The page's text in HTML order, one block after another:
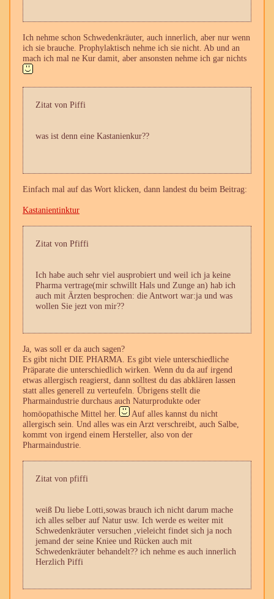
Ich nehme schon Schwedenkräuter, auch innerlich, aber nur wenn
ich sie brauche. Prophylaktisch nehme ich sie nicht. Ab und an
mach ich mal ne Kur damit, aber ansonsten nehme ich gar nichts
Zitat von Piffi
was ist denn eine Kastanienkur??
Einfach mal auf das Wort klicken, dann landest du beim Beitrag:
Kastanientinktur
Zitat von Pfiffi
Ich habe auch sehr viel ausprobiert und weil ich ja keine
Pharma vertrage(mir schwillt Hals und Zunge an) hab ich
auch mit Ärzten besprochen: die Antwort war:ja und was
wollen Sie jezt von mir??
Ja, was soll er da auch sagen?
Es gibt nicht DIE PHARMA. Es gibt viele unterschiedliche
Präparate die unterschiedlich wirken. Wenn du da auf irgend
etwas allergisch reagierst, dann solltest du das abklären lassen
statt alles generell zu verteufeln. Übrigens stellt die
Pharmaindustrie durchaus auch Naturprodukte oder
homöopathische Mittel her.
Auf alles kannst du nicht
allergisch sein. Und alles was ein Arzt verschreibt, auch Salbe,
kommt von irgend einem Hersteller, also von der
Pharmaindustrie.
Zitat von pfiffi
weiß Du liebe Lotti,sowas brauch ich nicht darum mache
ich alles selber auf Natur usw. Ich werde es weiter mit
Schwedenkräuter versuchen ,vieleicht findet sich ja noch
jemand der seine Kniee und Rücken auch mit
Schwedenkräuter behandelt?? ich nehme es auch innerlich
Herzlich Piffi